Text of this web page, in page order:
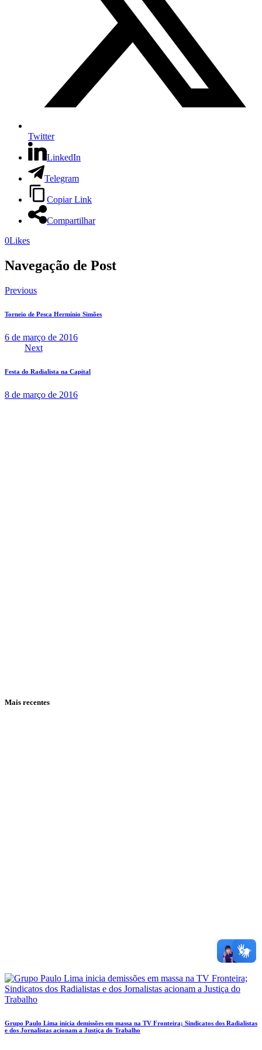
Twitter
LinkedIn
Telegram
Copiar Link
Compartilhar
0Likes
Navegação de Post
Previous
Torneio de Pesca Hermínio Simões
6 de março de 2016
Next
Festa do Radialista na Capital
8 de março de 2016
Mais recentes
Grupo Paulo Lima inicia demissões em massa na TV Fronteira; Sindicatos dos Radialistas
e dos Jornalistas acionam a Justiça do Trabalho